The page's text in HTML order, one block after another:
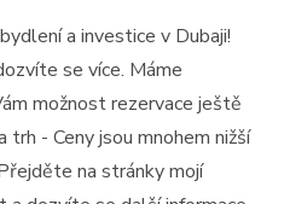
a investice v Dubaji!
se více. Máme
možnost rezervace ještě
- Ceny jsou mnohem nižší
na stránky mojí